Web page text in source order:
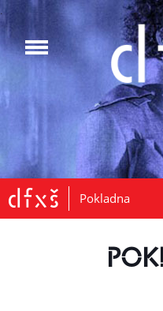
.
Pokladna